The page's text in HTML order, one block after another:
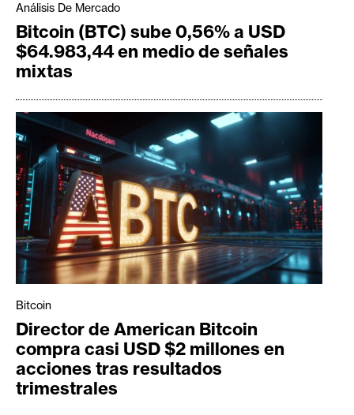
Análisis De Mercado
Bitcoin (BTC) sube 0,56% a USD
$64.983,44 en medio de señales
mixtas
Bitcoin
Director de American Bitcoin
compra casi USD $2 millones en
acciones tras resultados
trimestrales